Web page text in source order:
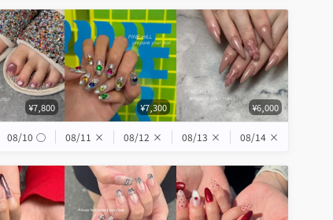
¥7,800 ¥7,300 ¥6,000
08/10 ◯ 08/11 × 08/12 × 08/13 × 08/14 ×